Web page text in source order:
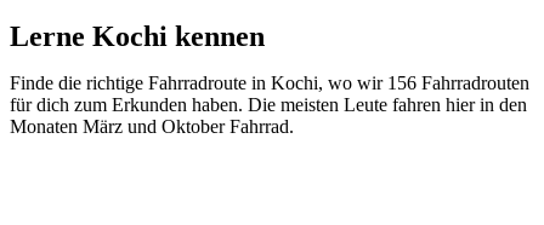
Lerne Kochi kennen
Finde die richtige Fahrradroute in Kochi, wo wir 156 Fahrradrouten
für dich zum Erkunden haben. Die meisten Leute fahren hier in den
Monaten März und Oktober Fahrrad.